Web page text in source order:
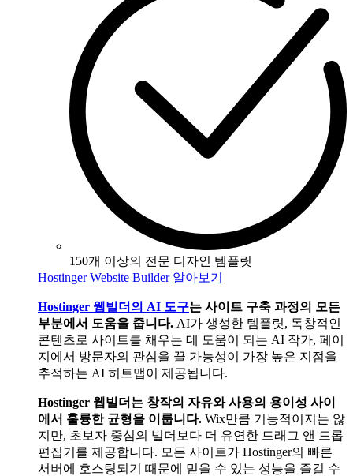
150개 이상의 전문 디자인 템플릿
Hostinger Website Builder 알아보기
Hostinger 웹빌더의 AI 도구는 사이트 구축 과정의 모든
부분에서 도움을 줍니다. AI가 생성한 템플릿, 독창적인
콘텐츠로 사이트를 채우는 데 도움이 되는 AI 작가, 페이
지에서 방문자의 관심을 끌 가능성이 가장 높은 지점을
추적하는 AI 히트맵이 제공됩니다.
Hostinger 웹빌더는 창작의 자유와 사용의 용이성 사이
에서 훌륭한 균형을 이룹니다. Wix만큼 기능적이지는 않
지만, 초보자 중심의 빌더보다 더 유연한 드래그 앤 드롭
편집기를 제공합니다. 모든 사이트가 Hostinger의 빠른
서버에 호스팅되기 때문에 믿을 수 있는 성능을 즐길 수